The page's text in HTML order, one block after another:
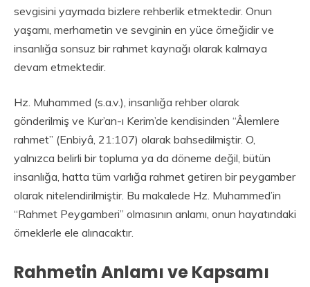
sevgisini yaymada bizlere rehberlik etmektedir. Onun
yaşamı, merhametin ve sevginin en yüce örneğidir ve
insanlığa sonsuz bir rahmet kaynağı olarak kalmaya
devam etmektedir.
Hz. Muhammed (s.a.v.), insanlığa rehber olarak
gönderilmiş ve Kur’an-ı Kerim’de kendisinden “Âlemlere
rahmet” (Enbiyâ, 21:107) olarak bahsedilmiştir. O,
yalnızca belirli bir topluma ya da döneme değil, bütün
insanlığa, hatta tüm varlığa rahmet getiren bir peygamber
olarak nitelendirilmiştir. Bu makalede Hz. Muhammed’in
“Rahmet Peygamberi” olmasının anlamı, onun hayatındaki
örneklerle ele alınacaktır.
Rahmetin Anlamı ve Kapsamı